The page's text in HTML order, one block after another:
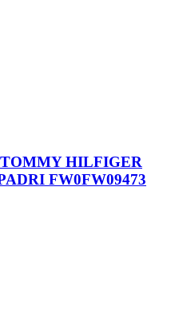
TOMMY HILFIGER
FW0FW09473